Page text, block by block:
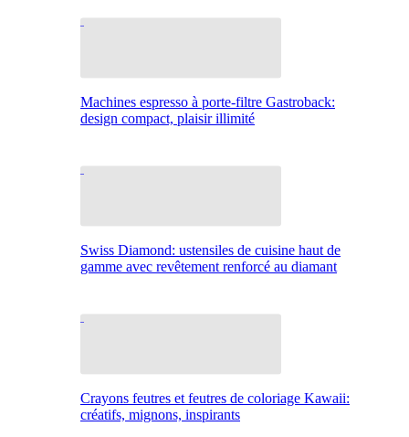
Machines espresso à porte-filtre Gastroback:
design compact, plaisir illimité
Swiss Diamond: ustensiles de cuisine haut de
gamme avec revêtement renforcé au diamant
Crayons feutres et feutres de coloriage Kawaii:
créatifs, mignons, inspirants